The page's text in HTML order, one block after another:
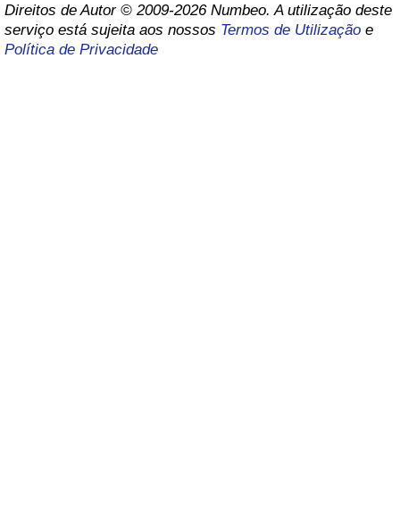
Direitos de Autor © 2009-2026 Numbeo. A utilização deste
serviço está sujeita aos nossos Termos de Utilização e
Política de Privacidade
Taxa do Indicador de Crime (Atual)